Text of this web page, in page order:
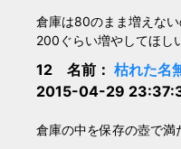
倉庫は80のまま増えな
200ぐらい増やしてほし
12 名前： 枯れた名
2015-04-29
倉庫の中を保存の壺で満